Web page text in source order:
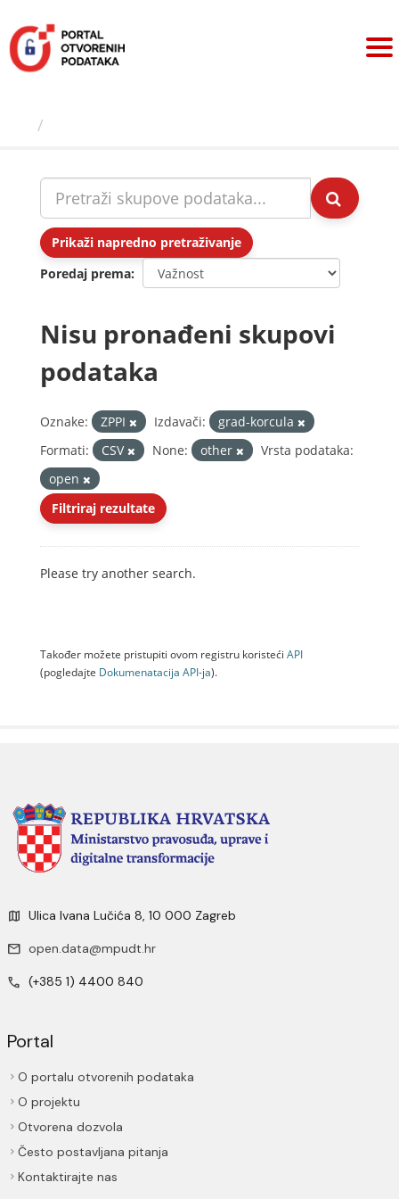
sadržaj
Prikaži napredno pretraživanje
Poredaj prema
Nisu pronađeni skupovi
podataka
Oznake: ZPPI Izdavači:
grad-korcula
Formati:
CSV None: other
Vrsta podataka:
open
Filtriraj rezultate
Please try another search.
Također možete pristupiti ovom registru koristeći API
(pogledajte Dokumenаtаcijа API-jа).